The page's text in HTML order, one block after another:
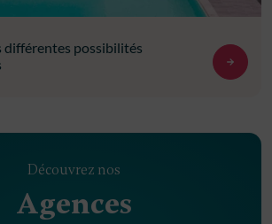
différentes possibilités
Découvrez nos
Agences